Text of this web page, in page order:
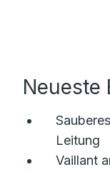
Neueste
Leitung
Vaillant